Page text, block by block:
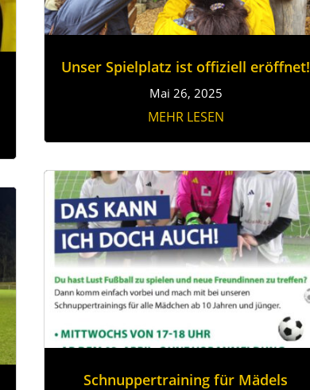
Unser Spielplatz ist offiziell eröffnet!
Mai 26, 2025
MEHR LESEN
Schnuppertraining für Mädels